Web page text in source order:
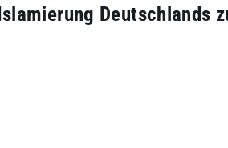
Deutschlands